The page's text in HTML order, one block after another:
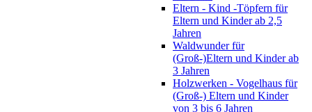
Eltern - Kind -Töpfern für
Eltern und Kinder ab 2,5
Jahren
Waldwunder für
(Groß-)Eltern und Kinder ab
3 Jahren
Holzwerken - Vogelhaus für
(Groß-) Eltern und Kinder
von 3 bis 6 Jahren